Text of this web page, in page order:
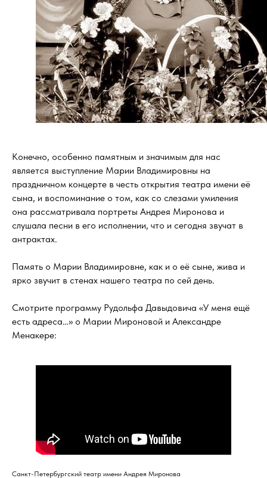
Конечно, особенно памятным и значимым для нас
является выступление Марии Владимировны на
праздничном концерте в честь открытия театра имени её
сына, и воспоминание о том, как со слезами умиления
она рассматривала портреты Андрея Миронова и
слушала песни в его исполнении, что и сегодня звучат в
антрактах.
Память о Марии Владимировне, как и о её сыне, жива и
ярко звучит в стенах нашего театра по сей день.
Смотрите программу Рудольфа Давыдовича «У меня ещё
есть адреса…» о Марии Мироновой и Александре
Менакере:
Санкт-Петербургский театр имени Андрея Миронова